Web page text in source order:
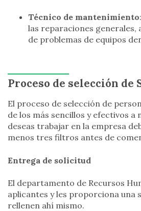
Técnico de mantenimiento
las reparaciones generales,
de problemas de equipos
Proceso de selección de
El proceso de selección de
de los más sencillos y efectivos a
deseas trabajar en la empresa
menos tres filtros antes de
Entrega de solicitud
El departamento de Recursos
aplicantes y les proporciona una
rellenen ahí mismo.